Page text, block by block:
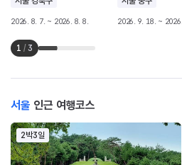
2026. 8. 7. ~ 2026. 8. 8. 2026. 9. 18. ~
1 / 3
서울 인근 여행코스
2박3일